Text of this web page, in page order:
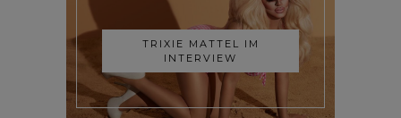
TRIXIE MATTEL IM
INTERVIEW